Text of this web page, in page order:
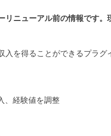
ニューアル前の情報です。
入を得ることができるプラグ
、経験値を調整